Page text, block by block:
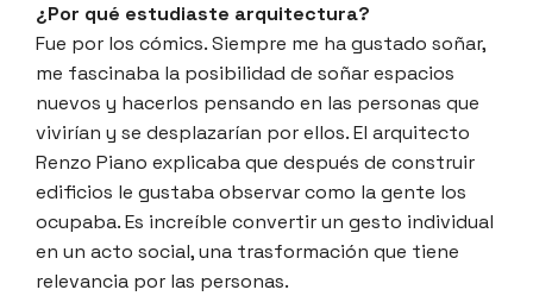
¿Por qué estudiaste arquitectura?
Fue por los cómics. Siempre me ha gustado soñar,
me fascinaba la posibilidad de soñar espacios
nuevos y hacerlos pensando en las personas que
vivirían y se desplazarían por ellos. El arquitecto
Renzo Piano explicaba que después de construir
edificios le gustaba observar como la gente los
ocupaba. Es increíble convertir un gesto individual
en un acto social, una trasformación que tiene
relevancia por las personas.